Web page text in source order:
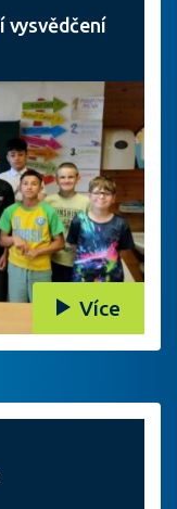
vysvědčení
Více